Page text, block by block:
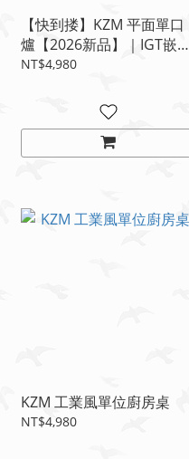
【快到搂】KZM 平面單口
爐【2026新品】｜IGT嵌入
式卡式爐｜液出模式高火力
NT$4,980
KZM 工業風單位廚房桌
NT$4,980